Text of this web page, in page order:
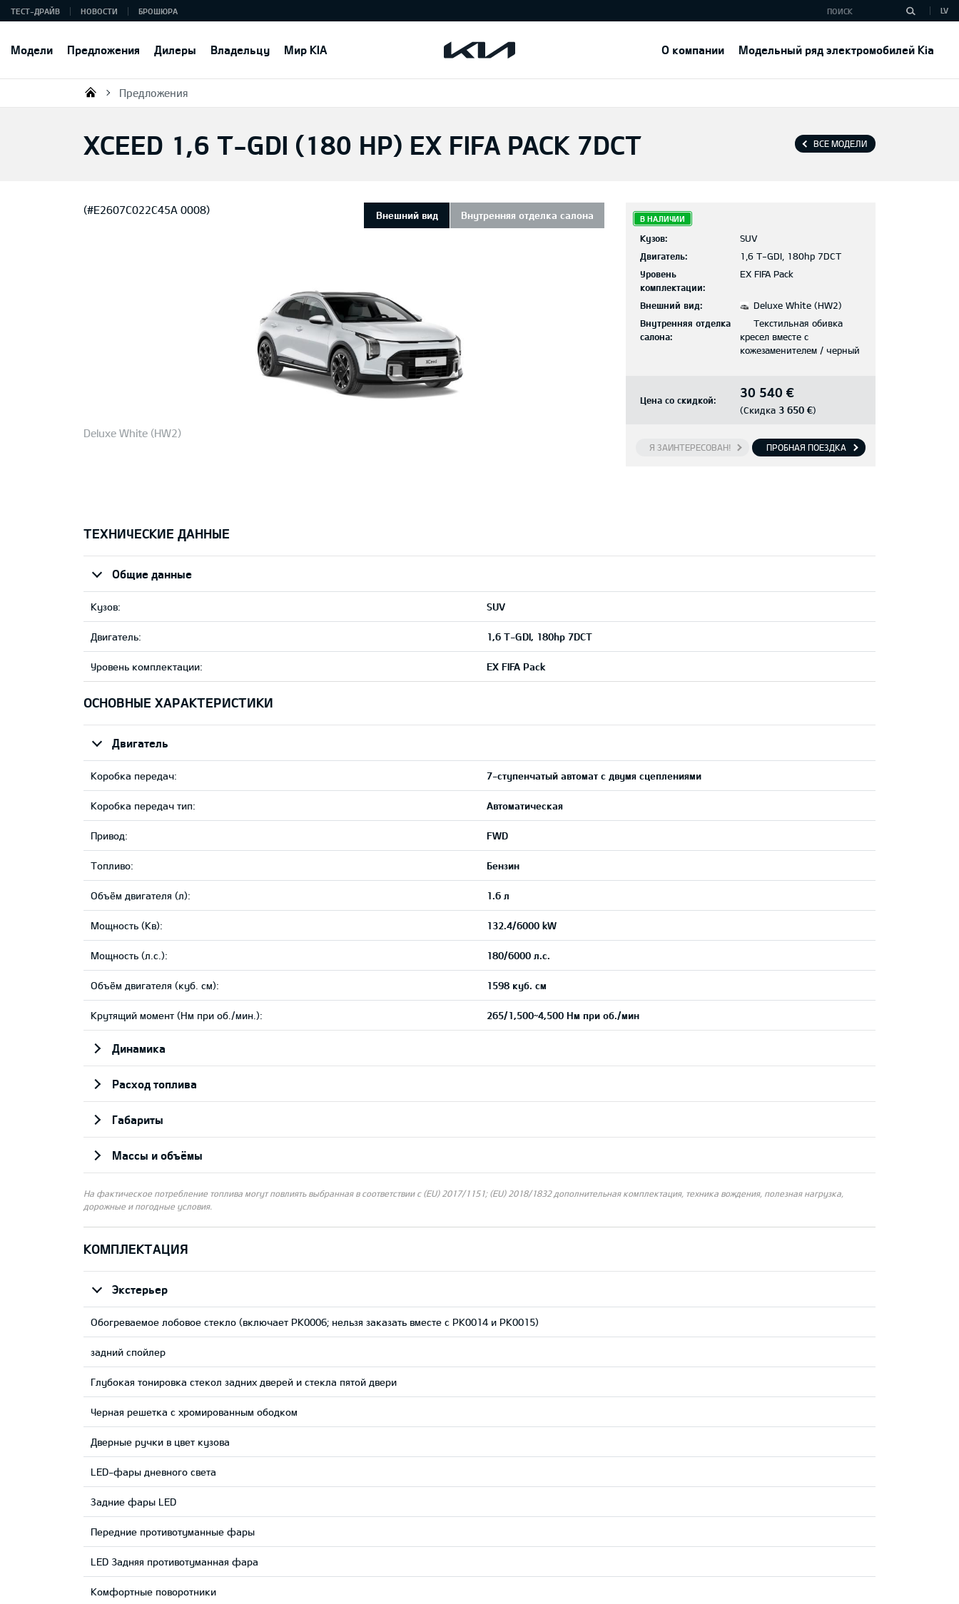
Модели Предложения Дилеры Владельцу Мир KIA О компании Модельный ряд электромобилей Kia
ТЕСТ-ДРАЙВ НОВОСТИ БРОШЮРА LV
KIA AUTO AS
Предложения
ВСЕ МОДЕЛИ
XCEED 1,6 T-GDI (180 HP) EX FIFA PACK 7DCT
Внешний вид Внутренняя отделка салона
(#E2607C022C45A 0008)
Deluxe White (HW2)
В НАЛИЧИИ
Кузов:
SUV
Двигатель:
1,6 T-GDI, 180hp 7DCT
Уровень
комплектации:
EX FIFA Pack
Внешний вид:
Deluxe White (HW2)
Внутренняя отделка
салона:
Текстильная обивка
кресел вместе с
кожезаменителем / черный
Цена со скидкой: 30 540 €
(Скидка 3 650 €)
Я ЗАИНТЕРЕСОВАН! ПРОБНАЯ ПОЕЗДКА
ТЕХНИЧЕСКИЕ ДАННЫЕ
Общие данные
Кузов: SUV
Двигатель: 1,6 T-GDI, 180hp 7DCT
Уровень комплектации: EX FIFA Pack
ОСНОВНЫЕ ХАРАКТЕРИСТИКИ
Двигатель
Коробка передач: 7-ступенчатый автомат с двумя сцеплениями
Коробка передач тип: Автоматическая
Привод: FWD
Tопливо: Бензин
Объём двигателя (л): 1.6 л
Мощность (Кв): 132.4/6000 kW
Мощность (л.с.): 180/6000 л.с.
Объём двигателя (куб. см): 1598 куб. см
Крутящий момент (Нм при об./мин.): 265/1,500~4,500 Нм при об./мин
Динамика
Pасход топлива
Габариты
Массы и объёмы
На фактическое потребление топлива могут повлиять выбранная в соответствии с (EU) 2017/1151; (EU) 2018/1832 дополнительная комплектация, техника вождения, полезная нагрузка,
дорожные и погодные условия.
КОМПЛЕКТАЦИЯ
Экстерьер
Обогреваемое лобовое стекло (включает PK0006; нельзя заказать вместе с PK0014 и PK0015)
задний спойлер
Глубокая тонировка стекол задних дверей и стекла пятой двери
Черная решетка с хромированным ободком
Дверные ручки в цвет кузова
LED-фары дневного света
Задние фары LED
Передние противотуманные фары
LED 3адняя противотуманная фара
Комфортные поворотники